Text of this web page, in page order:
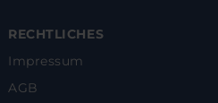
RECHTLICHES
Impressum
AGB